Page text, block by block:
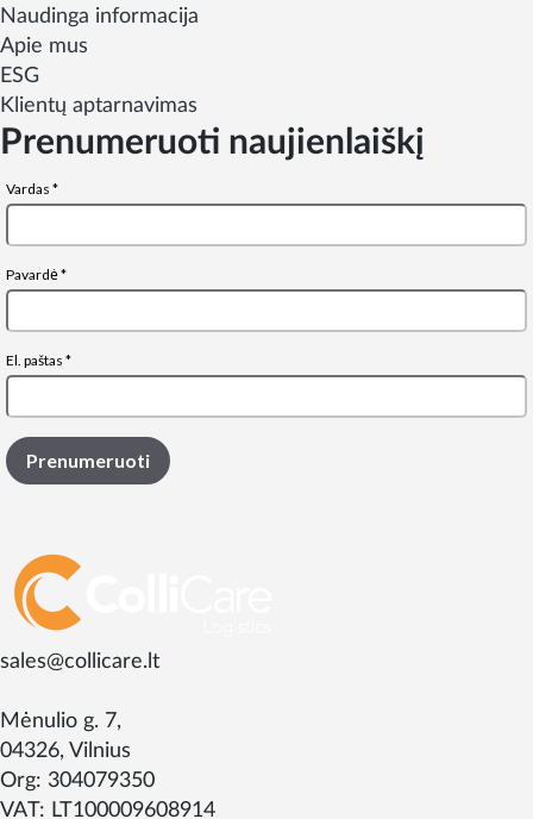
Naudinga informacija
Apie mus
ESG
Klientų aptarnavimas
Prenumeruoti naujienlaiškį
sales@collicare.lt
Mėnulio g. 7,
04326, Vilnius
Org: 304079350
VAT: LT100009608914